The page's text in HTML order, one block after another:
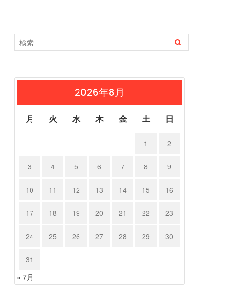
2026年8月
月 火 水 木 金 土 日
1 2
3 4 5 6 7 8 9
10 11 12 13 14 15 16
17 18 19 20 21 22 23
24 25 26 27 28 29 30
31
« 7月